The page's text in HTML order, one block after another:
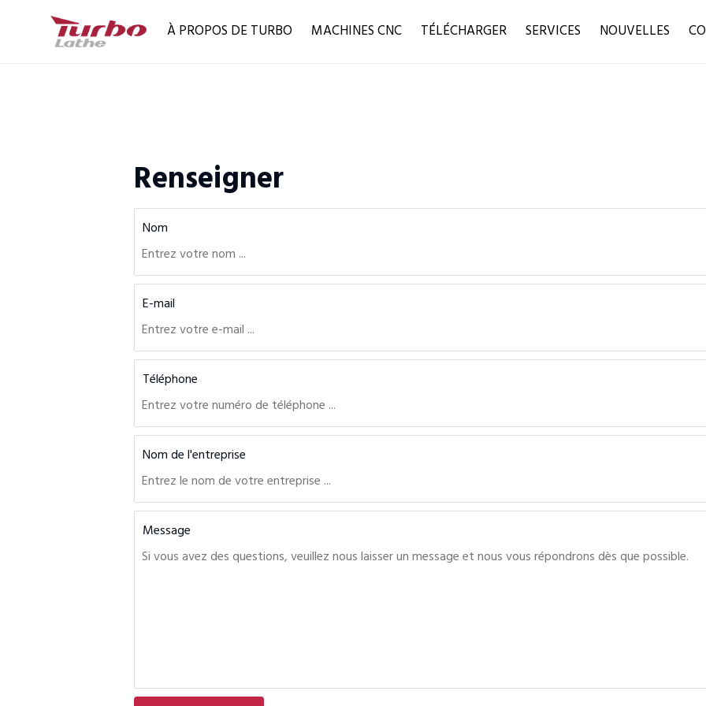
À PROPOS DE TURBO MACHINES CNC TÉLÉCHARGER SERVICES NOUVELLES
Renseigner
Nom
E-mail
Téléphone
Nom de l'entreprise
Message